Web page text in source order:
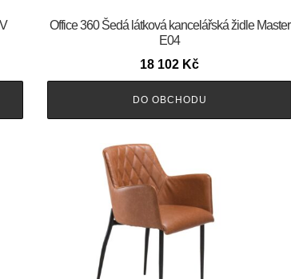
Office 360 Šedá látková kancelářská židle Master
E04
18 102 Kč
DO OBCHODU